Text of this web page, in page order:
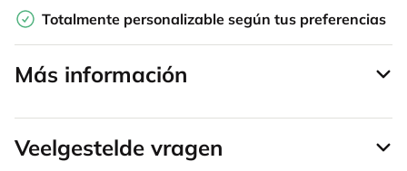
Totalmente personalizable según tus preferencias
Más información
Veelgestelde vragen